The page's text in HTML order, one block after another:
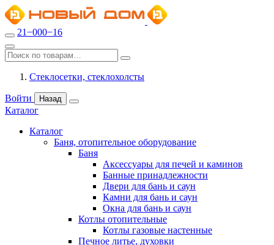
21−000−16
Стеклосетки, стеклохолсты
Войти Назад
Каталог
Каталог
Баня, отопительное оборудование
Баня
Аксессуары для печей и каминов
Банные принадлежности
Двери для бань и саун
Камни для бань и саун
Окна для бань и саун
Котлы отопительные
Котлы газовые настенные
Печное литье, духовки